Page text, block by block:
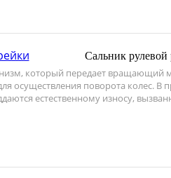
Сальник рулевой
который передает вращающий
осуществления поворота колес. В
естественному износу,